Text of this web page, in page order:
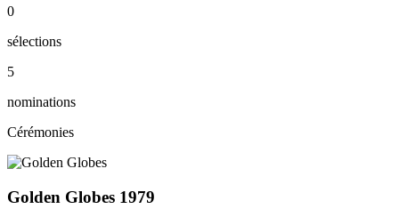
0
sélections
5
nominations
Cérémonies
Golden Globes 1979